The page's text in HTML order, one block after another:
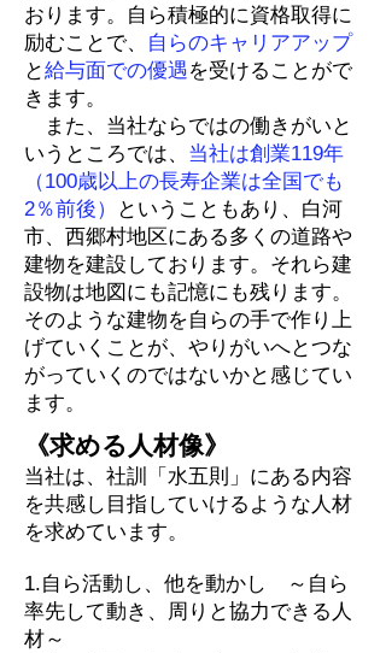
おります。自ら積極的に資格取得に
励むことで、
自らのキャリアアップ
と給与面での優遇を受けることがで
きます。
また、当社ならではの働きがいと
いうところでは、 当社は創業119年
（100歳以上の長寿企業は全国でも
2％前後）
ということもあり、白河
市、西郷村地区にある多くの道路や
建物を建設しております。それら建
設物は地図にも記憶にも残ります。
そのような建物を自らの手で作り上
げていくことが、やりがいへとつな
がっていくのではないかと感じてい
ます。
《求める人材像》
当社は、社訓「水五則」にある内容
を共感し目指していけるような人材
を求めています。
1.自ら活動し、他を動かし ～自ら
率先して動き、周りと協力できる人
材～